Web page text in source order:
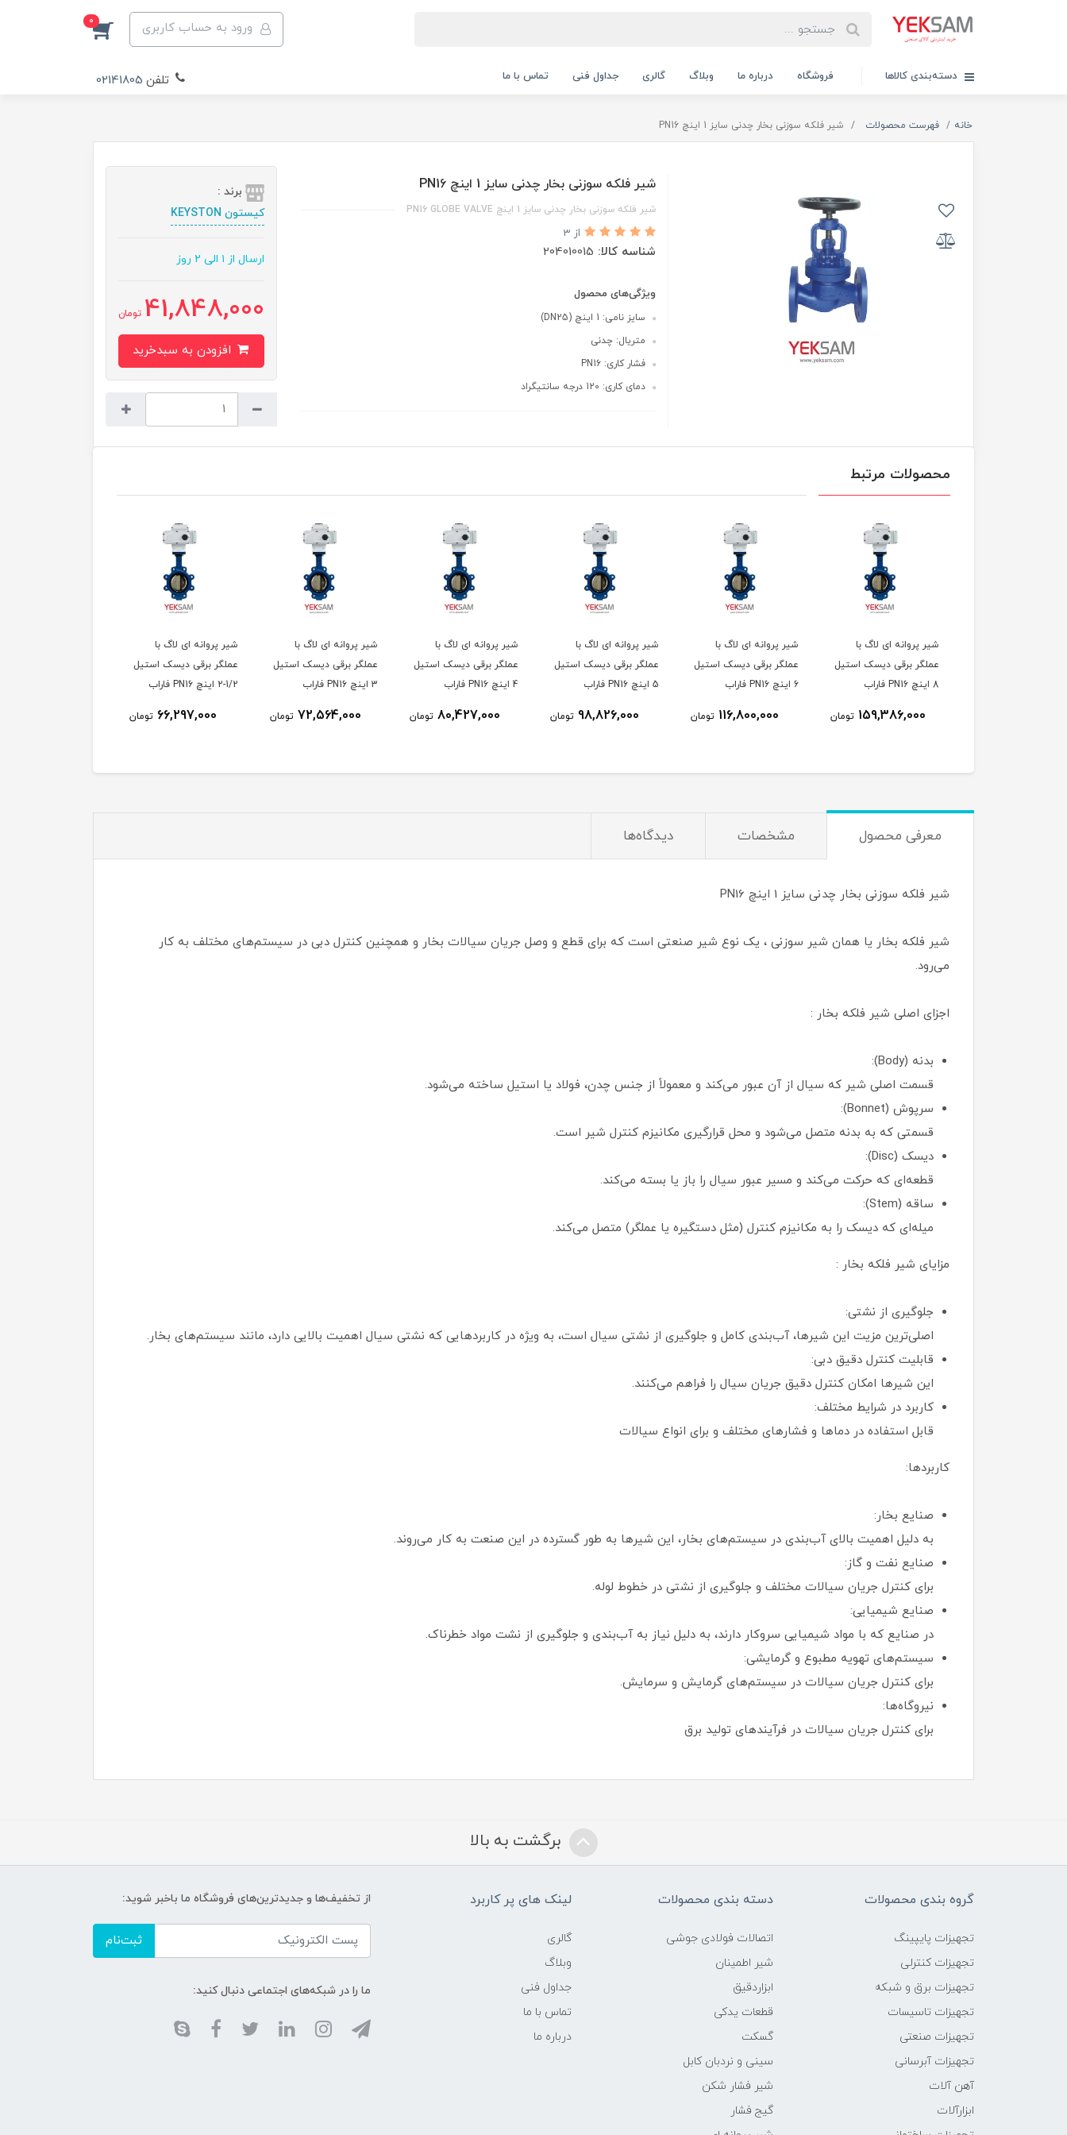
ورود به حساب کاربری 0
دسته‌بندی کالاها فروشگاه درباره ما وبلاگ گالری جداول فنی تماس با ما تلفن 02141805
خانه فهرست محصولات شیر فلکه سوزنی بخار چدنی سایز 1 اینچ PN16
شیر فلکه سوزنی بخار چدنی سایز 1 اینچ PN16
شیر فلکه سوزنی بخار چدنی سایز 1 اینچ PN16 GLOBE VALVE
از 3
شناسه کالا: 204010015
ویژگی‌های محصول
سایز نامی: 1 اینچ (DN25)
متریال: چدنی
فشار کاری: PN16
دمای کاری: 120 درجه سانتیگراد
برند :
کیستون KEYSTON
ارسال از ۱ الی ۲ روز
41,848,000 تومان
محصولات مرتبط
شیر پروانه ای لاگ با
عملگر برقی دیسک استیل
8 اینچ PN16 فاراب
159,386,000 تومان
شیر پروانه ای لاگ با
عملگر برقی دیسک استیل
6 اینچ PN16 فاراب
116,800,000 تومان
شیر پروانه ای لاگ با
عملگر برقی دیسک استیل
5 اینچ PN16 فاراب
98,826,000 تومان
شیر پروانه ای لاگ با
عملگر برقی دیسک استیل
4 اینچ PN16 فاراب
80,427,000 تومان
شیر پروانه ای لاگ با
عملگر برقی دیسک استیل
3 اینچ PN16 فاراب
72,564,000 تومان
شیر پروانه ای لاگ با
عملگر برقی دیسک استیل
1/2-2 اینچ PN16 فاراب
66,297,000 تومان
معرفی محصول مشخصات دیدگاه‌ها
شیر فلکه سوزنی بخار چدنی سایز 1 اینچ PN16
شیر فلکه بخار یا همان شیر سوزنی ، یک نوع شیر صنعتی است که برای قطع و وصل جریان سیالات بخار و همچنین کنترل دبی در سیستم‌های مختلف به کار
می‌رود.
اجزای اصلی شیر فلکه بخار :
بدنه (Body):
قسمت اصلی شیر که سیال از آن عبور می‌کند و معمولاً از جنس چدن، فولاد یا استیل ساخته می‌شود.
سرپوش (Bonnet):
قسمتی که به بدنه متصل می‌شود و محل قرارگیری مکانیزم کنترل شیر است.
دیسک (Disc):
قطعه‌ای که حرکت می‌کند و مسیر عبور سیال را باز یا بسته می‌کند.
ساقه (Stem):
میله‌ای که دیسک را به مکانیزم کنترل (مثل دستگیره یا عملگر) متصل می‌کند.
مزایای شیر فلکه بخار :
جلوگیری از نشتی:
اصلی‌ترین مزیت این شیرها، آب‌بندی کامل و جلوگیری از نشتی سیال است، به ویژه در کاربردهایی که نشتی سیال اهمیت بالایی دارد، مانند سیستم‌های بخار.
قابلیت کنترل دقیق دبی:
این شیرها امکان کنترل دقیق جریان سیال را فراهم می‌کنند.
کاربرد در شرایط مختلف:
قابل استفاده در دماها و فشارهای مختلف و برای انواع سیالات
کاربردها:
صنایع بخار:
به دلیل اهمیت بالای آب‌بندی در سیستم‌های بخار، این شیرها به طور گسترده در این صنعت به کار می‌روند.
صنایع نفت و گاز:
برای کنترل جریان سیالات مختلف و جلوگیری از نشتی در خطوط لوله.
صنایع شیمیایی:
در صنایع که با مواد شیمیایی سروکار دارند، به دلیل نیاز به آب‌بندی و جلوگیری از نشت مواد خطرناک.
سیستم‌های تهویه مطبوع و گرمایشی:
برای کنترل جریان سیالات در سیستم‌های گرمایش و سرمایش.
نیروگاه‌ها:
برای کنترل جریان سیالات در فرآیندهای تولید برق
برگشت به بالا
گروه بندی محصولات
تجهیزات پایپینگ
تجهیزات کنترلی
تجهیزات برق و شبکه
تجهیزات تاسیسات
تجهیزات صنعتی
تجهیزات آبرسانی
آهن آلات
ابزارآلات
دسته بندی محصولات
اتصالات فولادی جوشی
شیر اطمینان
ابزاردقیق
قطعات یدکی
گسکت
سینی و نردبان کابل
شیر فشار شکن
گیج فشار
لینک های پر کاربرد
گالری
وبلاگ
جداول فنی
تماس با ما
درباره ما
از تخفیف‌ها و جدیدترین‌های فروشگاه ما باخبر شوید:
ثبت‌نام
ما را در شبکه‌های اجتماعی دنبال کنید: